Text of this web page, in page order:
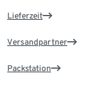
Lieferzeit
Versandpartner
Packstation